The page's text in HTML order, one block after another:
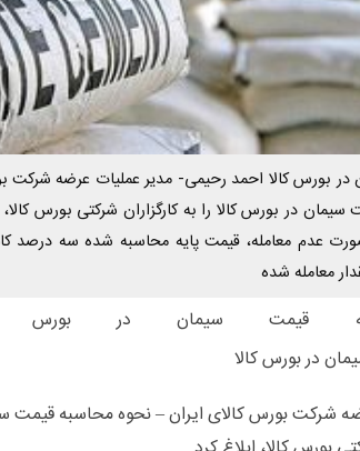
در بورس کالا احمد رحیمی- مدیر عملیات عرضه شرکت
در بورس کالا را به کارگزاران شرکتی بورس کالا،
صورت عدم معامله، قیمت پایه محاسبه شده سه درصد
معامله شده
قیمت سیمان در بورس
شرکت بورس کالای ایران – نحوه محاسبه قیمت